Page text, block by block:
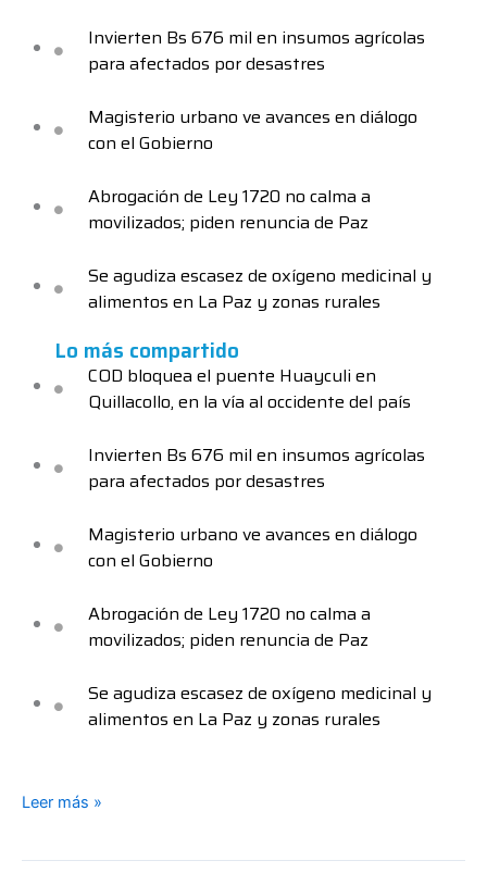
Invierten Bs 676 mil en insumos agrícolas
para afectados por desastres
Magisterio urbano ve avances en diálogo
con el Gobierno
Abrogación de Ley 1720 no calma a
movilizados; piden renuncia de Paz
Se agudiza escasez de oxígeno medicinal y
alimentos en La Paz y zonas rurales
Lo más compartido
COD bloquea el puente Huayculi en
Quillacollo, en la vía al occidente del país
Invierten Bs 676 mil en insumos agrícolas
para afectados por desastres
Magisterio urbano ve avances en diálogo
con el Gobierno
Abrogación de Ley 1720 no calma a
movilizados; piden renuncia de Paz
Se agudiza escasez de oxígeno medicinal y
alimentos en La Paz y zonas rurales
Leer más »